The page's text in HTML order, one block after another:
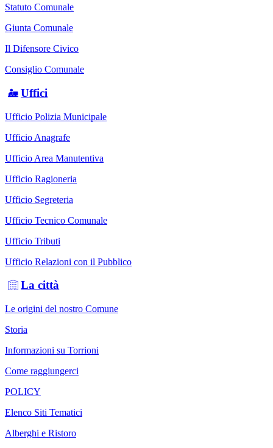
Statuto Comunale
Giunta Comunale
Il Difensore Civico
Consiglio Comunale
Uffici
Ufficio Polizia Municipale
Ufficio Anagrafe
Ufficio Area Manutentiva
Ufficio Ragioneria
Ufficio Segreteria
Ufficio Tecnico Comunale
Ufficio Tributi
Ufficio Relazioni con il Pubblico
La città
Le origini del nostro Comune
Storia
Informazioni su Torrioni
Come raggiungerci
POLICY
Elenco Siti Tematici
Alberghi e Ristoro